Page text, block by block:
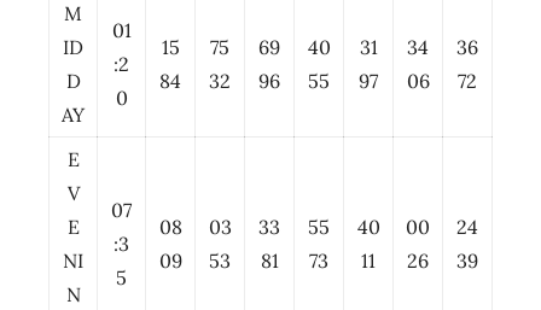
M
ID
D
AY
01
:2
0
15
84
75
32
69
96
40
55
31
97
34
06
36
72
E
V
E
NI
N
07
:3
5
08
09
03
53
33
81
55
73
40
11
00
26
24
39